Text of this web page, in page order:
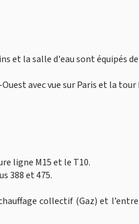
et la salle d'eau sont équipés
avec vue sur Paris et la tour
ligne M15 et le T10.
388 et 475.
collectif (Gaz) et